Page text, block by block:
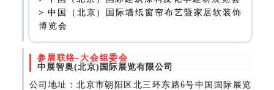
> 中国（北京）国际墙纸窗帘布艺暨家居软装饰
博览会
参展联络-大会组委会
中展智奥(北京)国际展览有限公司
公司地址：北京市朝阳区北三环东路6号中国国际展览